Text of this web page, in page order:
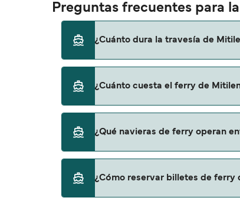
Preguntas frecuentes para
¿Cuánto dura la travesía de
otra, por lo que te recomendamos
¿Cuánto cuesta el ferry de
los gastos de reserva.
¿Qué navieras de ferry operan
¿Cómo reservar billetes de ferry